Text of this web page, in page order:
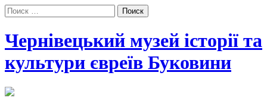
Поиск:
Чернівецький музей історії та
культури євреїв Буковини